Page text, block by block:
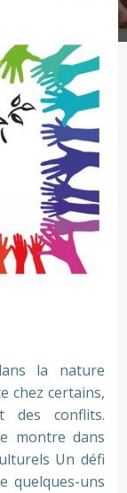
la nature
chez certains,
des conflits.
montre dans
Un défi
quelques-uns